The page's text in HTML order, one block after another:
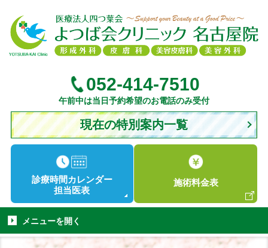
052-414-7510
午前中は当日予約希望のお電話のみ受付
現在の特別案内一覧
診療時間 カレンダー
担当医表
施術料金表
メニューを開く